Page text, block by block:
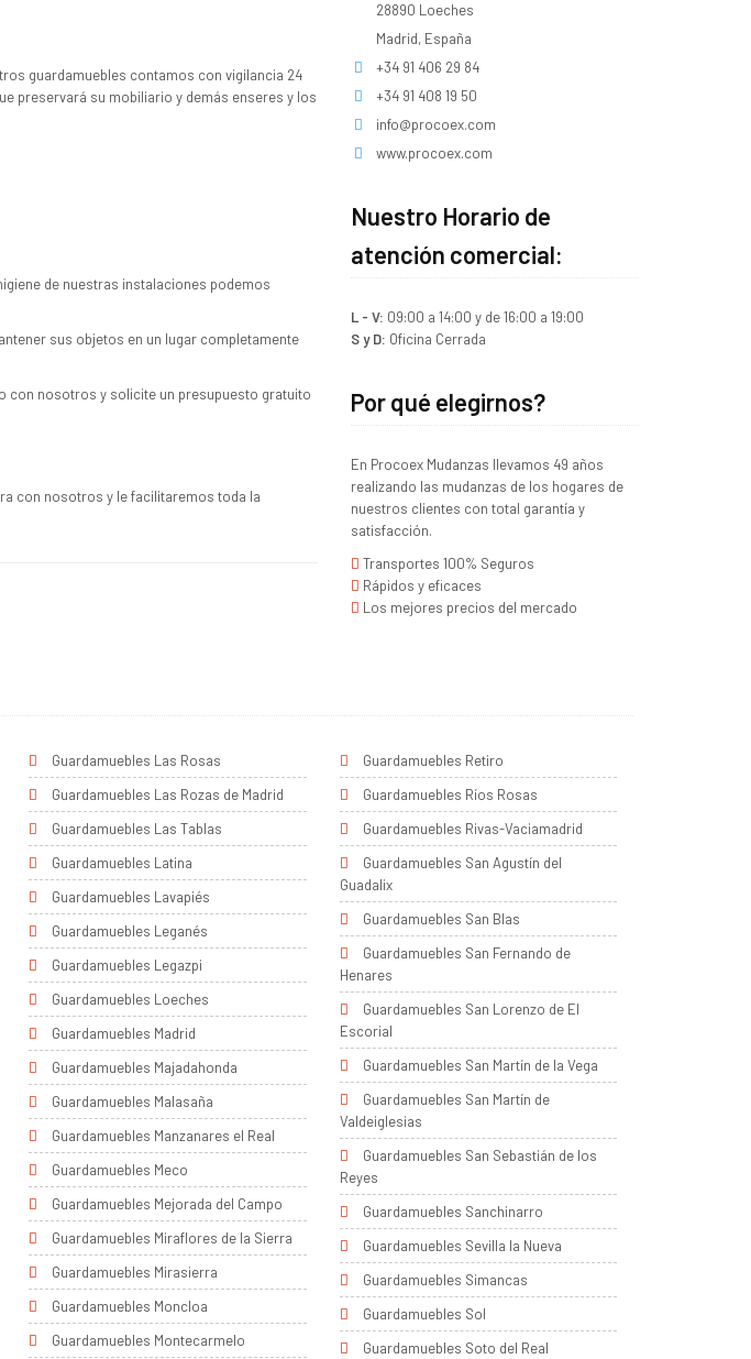
guardamuebles contamos con vigilancia 24
preservará su mobiliario y demás enseres y los
de nuestras instalaciones podemos
sus objetos en un lugar completamente
con nosotros y solicite un presupuesto gratuito
con nosotros y le facilitaremos toda la
28890 Loeches
Madrid, España
+34 91 406 29 84
+34 91 408 19 50
info@procoex.com
www.procoex.com
Nuestro Horario de
atención comercial:
L - V: 09:00 a 14:00 y de 16:00 a 19:00
S y D: Oficina Cerrada
Por qué elegirnos?
En Procoex Mudanzas llevamos 49 años
realizando las mudanzas de los hogares de
nuestros clientes con total garantía y
satisfacción.
Transportes 100% Seguros
Rápidos y eficaces
Los mejores precios del mercado
Guardamuebles Las Rosas
Guardamuebles Las Rozas de Madrid
Guardamuebles Las Tablas
Guardamuebles Latina
Guardamuebles Lavapiés
Guardamuebles Leganés
Guardamuebles Legazpi
Guardamuebles Loeches
Guardamuebles Madrid
Guardamuebles Majadahonda
Guardamuebles Malasaña
Guardamuebles Manzanares el Real
Guardamuebles Meco
Guardamuebles Mejorada del Campo
Guardamuebles Miraflores de la Sierra
Guardamuebles Mirasierra
Guardamuebles Moncloa
Guardamuebles Montecarmelo
Guardamuebles Retiro
Guardamuebles Ríos Rosas
Guardamuebles Rivas-Vaciamadrid
Guardamuebles San Agustín del
Guadalix
Guardamuebles San Blas
Guardamuebles San Fernando de
Henares
Guardamuebles San Lorenzo de El
Escorial
Guardamuebles San Martín de la Vega
Guardamuebles San Martín de
Valdeiglesias
Guardamuebles San Sebastián de los
Reyes
Guardamuebles Sanchinarro
Guardamuebles Sevilla la Nueva
Guardamuebles Simancas
Guardamuebles Sol
Guardamuebles Soto del Real